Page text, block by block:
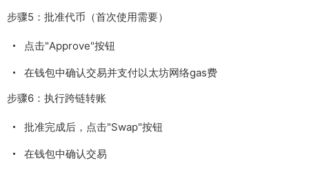
步骤5：批准代币（首次使用需要）
点击"Approve"按钮
在钱包中确认交易并支付以太坊网络gas费
步骤6：执行跨链转账
批准完成后，点击"Swap"按钮
在钱包中确认交易